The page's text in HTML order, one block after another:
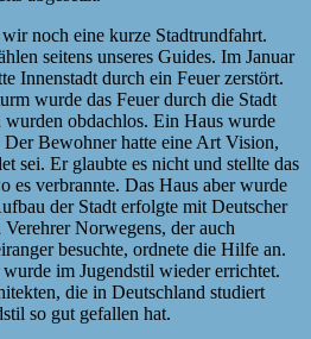
noch eine kurze Stadtrundfahrt.
seitens unseres Guides. Im Januar
Innenstadt durch ein Feuer zerstört.
wurde das Feuer durch die Stadt
wurden obdachlos. Ein Haus wurde
Bewohner hatte eine Art Vision,
sei. Er glaubte es nicht und stellte das
es verbrannte. Das Haus aber wurde
der Stadt erfolgte mit Deutscher
Norwegens, der auch
besuchte, ordnete die Hilfe an.
im Jugendstil wieder errichtet.
die in Deutschland studiert
so gut gefallen hat.